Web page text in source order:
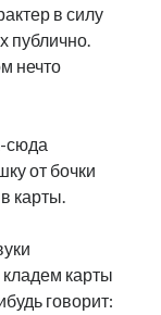
в силу
публично.
нечто
сюда
от бочки
карты.
карты
говорит: